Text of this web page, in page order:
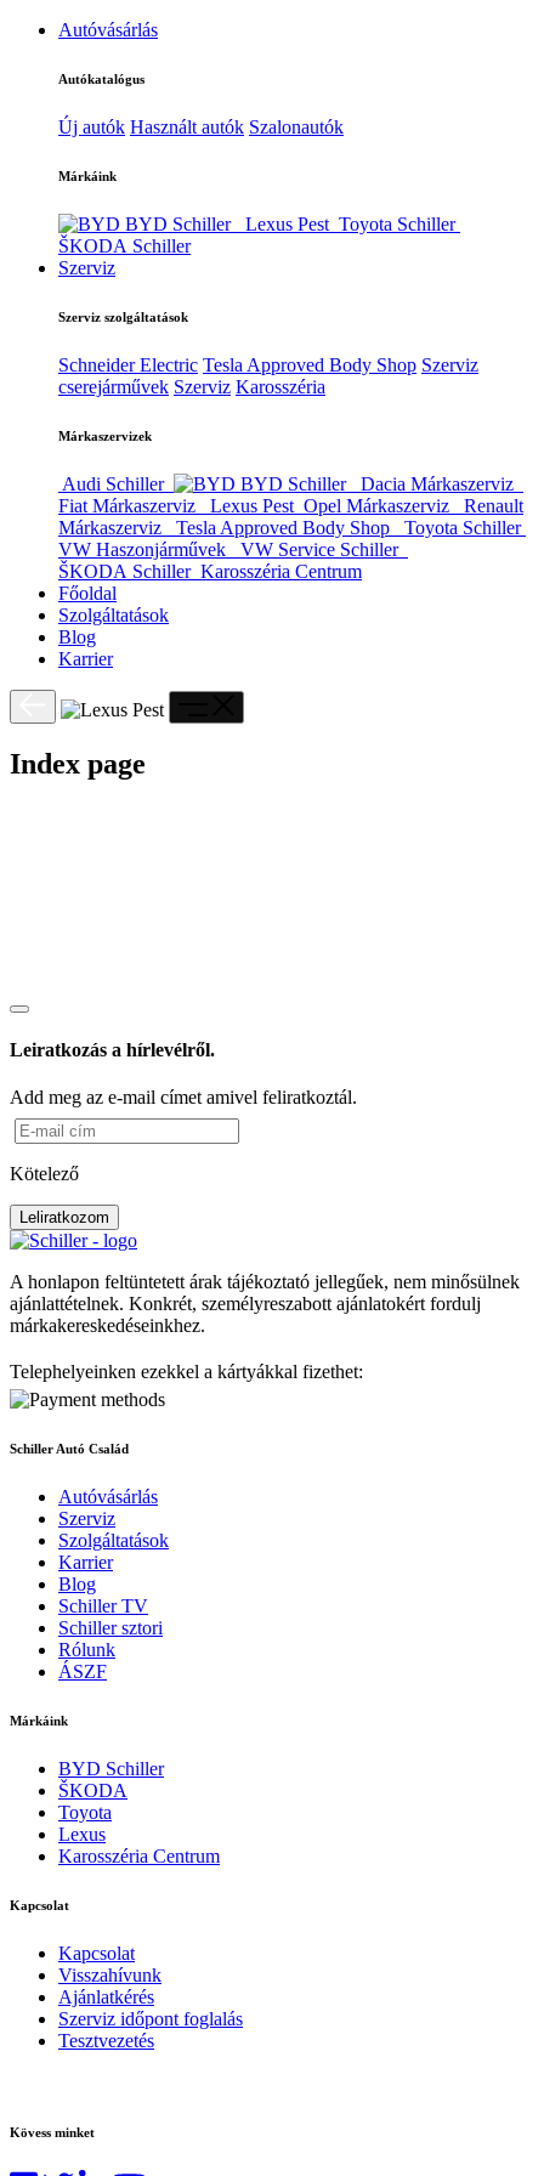
Autóvásárlás
Autókatalógus
Új autók Használt autók Szalonautók
Márkáink
BYD Schiller Lexus Pest Toyota Schiller
ŠKODA Schiller
Szerviz
Szerviz szolgáltatások
Schneider Electric Tesla Approved Body Shop Szerviz
cserejárművek Szerviz Karosszéria
Márkaszervizek
Audi Schiller BYD Schiller
Dacia Márkaszerviz
Fiat Márkaszerviz
Lexus Pest Opel Márkaszerviz
Renault
Márkaszerviz
Tesla Approved Body Shop
Toyota Schiller
VW Haszonjárművek
VW Service Schiller
ŠKODA Schiller Karosszéria Centrum
Főoldal
Szolgáltatások
Blog
Karrier
Index page
Leiratkozás a hírlevélről.
Add meg az e-mail címet amivel feliratkoztál.
Kötelező
Leliratkozom
A honlapon feltüntetett árak tájékoztató jellegűek, nem minősülnek
ajánlattételnek. Konkrét, személyreszabott ajánlatokért fordulj
márkakereskedéseinkhez.
Telephelyeinken ezekkel a kártyákkal fizethet:
Schiller Autó Család
Autóvásárlás
Szerviz
Szolgáltatások
Karrier
Blog
Schiller TV
Schiller sztori
Rólunk
ÁSZF
Márkáink
BYD Schiller
ŠKODA
Toyota
Lexus
Karosszéria Centrum
Kapcsolat
Kapcsolat
Visszahívunk
Ajánlatkérés
Szerviz időpont foglalás
Tesztvezetés
Kövess minket